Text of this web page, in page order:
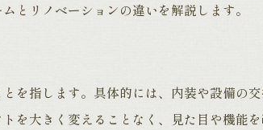
とリノベーションの違いを解説します。
を指します。具体的には、内装や設備の
を大きく変えることなく、見た目や機能